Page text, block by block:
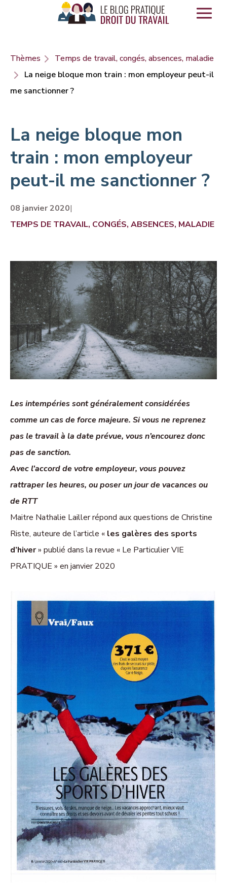
Panneau de gestion des cookies
Thèmes
Temps de travail, congés, absences, maladie
La neige bloque mon train : mon employeur peut-il
me sanctionner ?
La neige bloque mon
train : mon employeur
peut-il me sanctionner ?
08 janvier 2020|
TEMPS DE TRAVAIL, CONGÉS, ABSENCES, MALADIE
Les intempéries sont généralement considérées
comme un cas de force majeure. Si vous ne reprenez
pas le travail à la date prévue, vous n’encourez donc
pas de sanction.
Avec l’accord de votre employeur, vous pouvez
rattraper les heures, ou poser un jour de vacances ou
de RTT
Maitre Nathalie Lailler répond aux questions de Christine
Riste, auteure de l’article « les galères des sports
d’hiver» publié dans la revue « Le Particulier VIE
PRATIQUE » en janvier 2020